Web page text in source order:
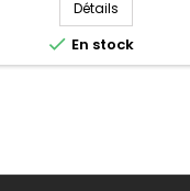
dernier point étant
important pour ce type de
produit. Pratique et
esthétique il fera effet à
Détails
 En stock